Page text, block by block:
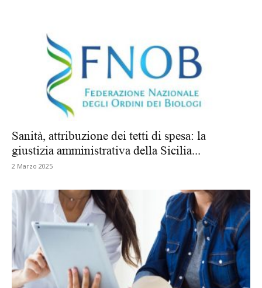
Sanità, attribuzione dei tetti di spesa: la
giustizia amministrativa della Sicilia...
2 Marzo 2025